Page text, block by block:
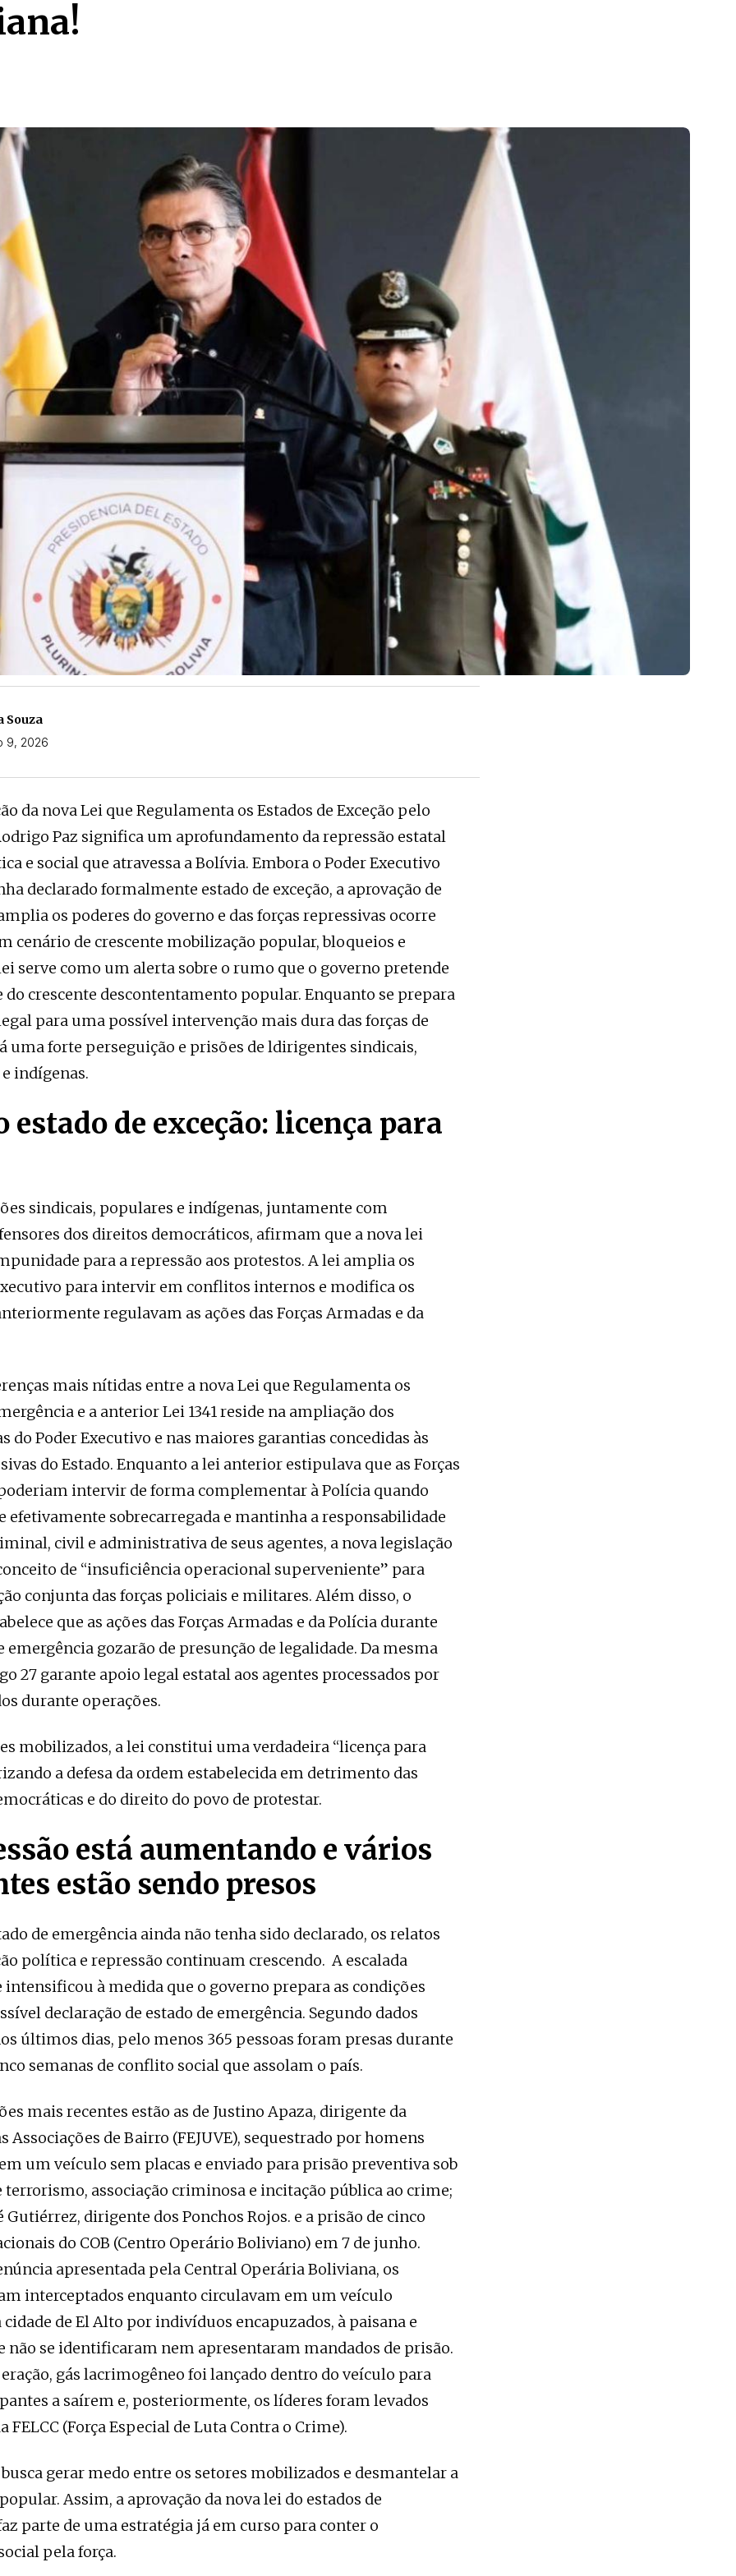
Souza
9, 2026
da nova Lei que Regulamenta os Estados de Exceção pelo
Paz significa um aprofundamento da repressão estatal
e social que atravessa a Bolívia. Embora o Poder Executivo
declarado formalmente estado de exceção, a aprovação de
os poderes do governo e das forças repressivas ocorre
cenário de crescente mobilização popular, bloqueios e
serve como um alerta sobre o rumo que o governo pretende
crescente descontentamento popular. Enquanto se prepara
para uma possível intervenção mais dura das forças de
uma forte perseguição e prisões de ldirigentes sindicais,
indígenas.
estado de exceção: licença para
sindicais, populares e indígenas, juntamente com
dos direitos democráticos, afirmam que a nova lei
para a repressão aos protestos. A lei amplia os
para intervir em conflitos internos e modifica os
regulavam as ações das Forças Armadas e da
mais nítidas ​​entre a nova Lei que Regulamenta os
e a anterior Lei 1341 reside na ampliação dos
do Poder Executivo e nas maiores garantias concedidas às
do Estado. Enquanto a lei anterior estipulava que as Forças
intervir de forma complementar à Polícia quando
efetivamente sobrecarregada e mantinha a responsabilidade
civil e administrativa de seus agentes, a nova legislação
de “insuficiência operacional superveniente” para
conjunta das forças policiais e militares. Além disso, o
que as ações das Forças Armadas e da Polícia durante
emergência gozarão de presunção de legalidade. Da mesma
27 garante apoio legal estatal aos agentes processados ​​por
durante operações.
mobilizados, a lei constitui uma verdadeira “licença para
a defesa da ordem estabelecida em detrimento das
e do direito do povo de protestar.
está aumentando e vários
estão sendo presos
de emergência ainda não tenha sido declarado, os relatos
política e repressão continuam crescendo. A escalada
intensificou à medida que o governo prepara as condições
declaração de estado de emergência. Segundo dados
últimos dias, pelo menos 365 pessoas foram presas durante
semanas de conflito social que assolam o país.
mais recentes estão as de Justino Apaza, dirigente da
Associações de Bairro (FEJUVE), sequestrado por homens
um veículo sem placas e enviado para prisão preventiva sob
terrorismo, associação criminosa e incitação pública ao crime;
Gutiérrez, dirigente dos Ponchos Rojos. e a prisão de cinco
do COB (Centro Operário Boliviano) em 7 de junho.
apresentada pela Central Operária Boliviana, os
interceptados enquanto circulavam em um veículo
de El Alto por indivíduos encapuzados, à paisana e
não se identificaram nem apresentaram mandados de prisão.
gás lacrimogêneo foi lançado dentro do veículo para
a saírem e, posteriormente, os líderes foram levados
FELCC (Força Especial de Luta Contra o Crime).
gerar medo entre os setores mobilizados e desmantelar a
Assim, a aprovação da nova lei do estados de
parte de uma estratégia já em curso para conter o
pela força.